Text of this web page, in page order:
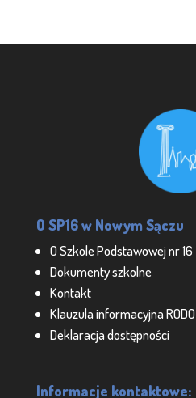
O SP16 w Nowym Sączu
O Szkole Podstawowej nr 16
Dokumenty szkolne
Kontakt
Klauzula informacyjna RODO
Deklaracja dostępności
Informacje kontaktowe: